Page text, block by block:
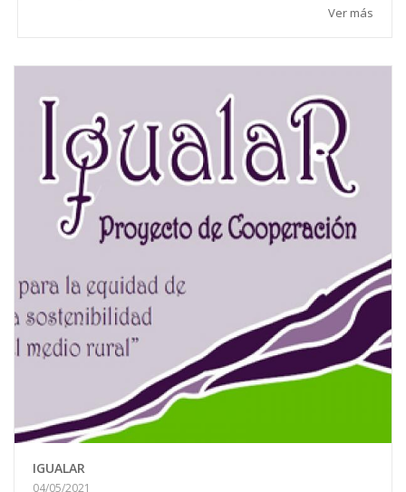
Ver más
IGUALAR
04/05/2021